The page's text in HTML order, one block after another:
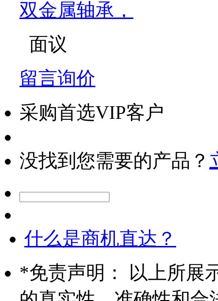
双金属轴承，
面议
留言询价
采购首选VIP客户
没找到您需要的产品？
什么是商机直达？
*免责声明： 以上所展